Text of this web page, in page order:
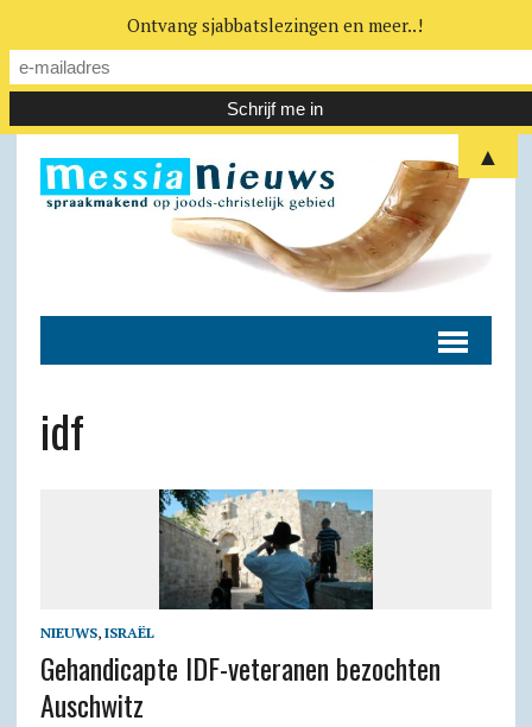
idf
NIEUWS, ISRAËL
Gehandicapte IDF-veteranen bezochten
Auschwitz
Ontvang sjabbatslezingen en meer..!
▲